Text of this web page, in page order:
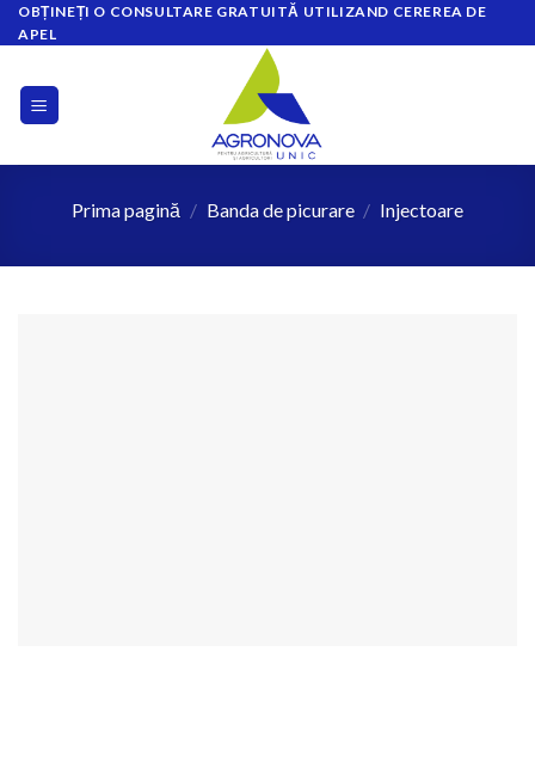
Skip
to
OBȚINEȚI O CONSULTARE GRATUITĂ UTILIZAND CEREREA DE
APEL
Prima pagină / Banda de picurare / Injectoare